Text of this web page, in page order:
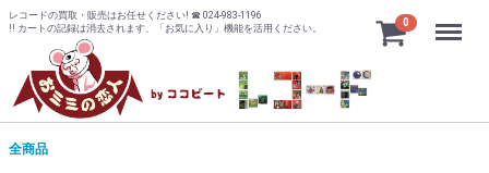
レコードの買取・販売はお任せください! ☎ 024-983-1196
!! カートの記録は消去されます、「お気に入り」機能を活用ください。
0 Menu
全商品